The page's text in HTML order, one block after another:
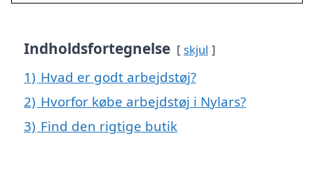
Indholdsfortegnelse skjul
1) Hvad er godt arbejdstøj?
2) Hvorfor købe arbejdstøj i Nylars?
3) Find den rigtige butik